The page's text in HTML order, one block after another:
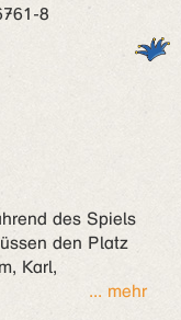
8
des Spiels
den Platz
Karl,
... mehr